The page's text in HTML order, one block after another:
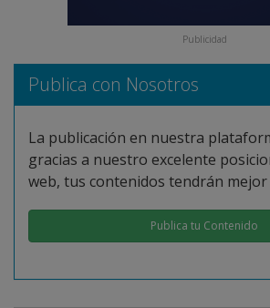
Publicidad
Publica con Nosotros
La publicación en nuestra
gracias a nuestro excelente
web, tus contenidos tendrán mejor
Publica tu Contenido